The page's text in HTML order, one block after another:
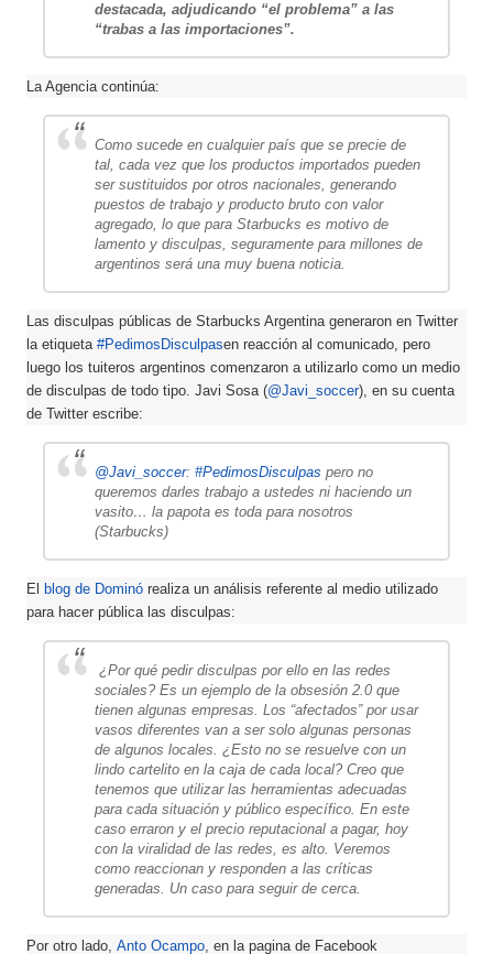
destacada, adjudicando “el problema” a las
“trabas a las importaciones”.
La Agencia continúa:
Como sucede en cualquier país que se precie de
tal, cada vez que los productos importados pueden
ser sustituidos por otros nacionales, generando
puestos de trabajo y producto bruto con valor
agregado, lo que para Starbucks es motivo de
lamento y disculpas, seguramente para millones de
argentinos será una muy buena noticia.
Las disculpas públicas de Starbucks Argentina generaron en Twitter
la etiqueta#PedimosDisculpasen reacción al comunicado, pero
luego los tuiteros argentinos comenzaron a utilizarlo como un medio
de disculpas de todo tipo. Javi Sosa (@Javi_soccer), en su cuenta
de Twitter escribe:
@Javi_soccer: #PedimosDisculpas pero no
queremos darles trabajo a ustedes ni haciendo un
vasito… la papota es toda para nosotros
(Starbucks)
El blog de Dominó realiza un análisis referente al medio utilizado
para hacer pública las disculpas:
¿Por qué pedir disculpas por ello en las redes
sociales? Es un ejemplo de la obsesión 2.0 que
tienen algunas empresas. Los “afectados” por usar
vasos diferentes van a ser solo algunas personas
de algunos locales. ¿Esto no se resuelve con un
lindo cartelito en la caja de cada local? Creo que
tenemos que utilizar las herramientas adecuadas
para cada situación y público específico. En este
caso erraron y el precio reputacional a pagar, hoy
con la viralidad de las redes, es alto. Veremos
como reaccionan y responden a las críticas
generadas. Un caso para seguir de cerca.
Por otro lado,Anto Ocampo , en la pagina de Facebook